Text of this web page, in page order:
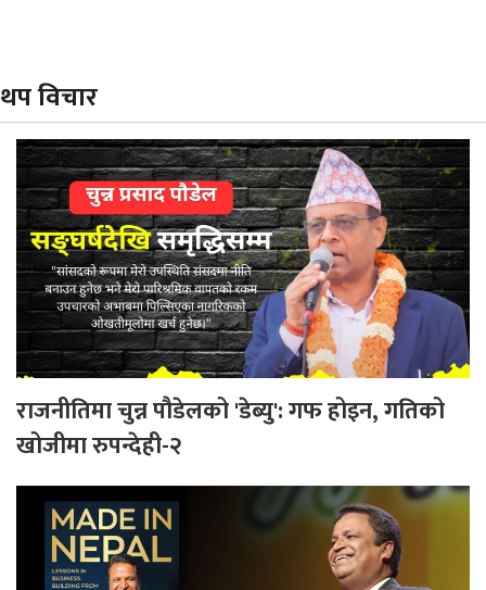
थप विचार
राजनीतिमा चुन्न पौडेलको 'डेब्यु': गफ होइन, गतिको
खोजीमा रुपन्देही-२